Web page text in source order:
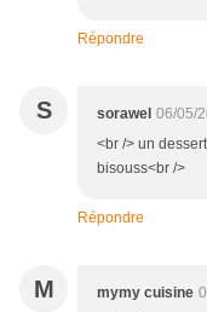
Répondre
S sorawel 06/05/
<br /> un
bisouss<br />
Répondre
M mymy cuisine